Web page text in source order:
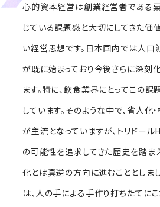
心的資本経営は創業経営者である
じている課題感と大切にしてきた価
い経営思想です。日本国内では人口
が既に始まっており今後さらに深刻
ます。特に、飲食業界にとってこの
しています。そのような中で、省人
が主流となっていますが、トリドール
の可能性を追求してきた歴史を踏ま
化とは真逆の方向に進むこととしま
は、人の手による手作り打ちたてに